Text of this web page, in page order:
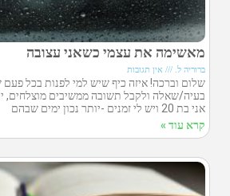
מאשימה את עצמי כשאני עצובה
ברוריה ל. אין תגובות
שלום וברכה! איזה כיף שיש למי לפנות בכל
בעיה/שאלה ולקבל תשובה ממשיבים מוצלחים,
אני בת 20 ויש לי זמנים -יותר נכון ימים שבהם
קרא עוד »